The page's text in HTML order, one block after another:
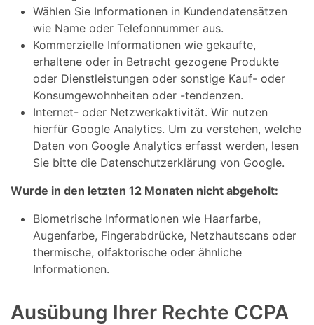
Wählen Sie Informationen in Kundendatensätzen
wie Name oder Telefonnummer aus.
Kommerzielle Informationen wie gekaufte,
erhaltene oder in Betracht gezogene Produkte
oder Dienstleistungen oder sonstige Kauf- oder
Konsumgewohnheiten oder -tendenzen.
Internet- oder Netzwerkaktivität. Wir nutzen
hierfür Google Analytics. Um zu verstehen, welche
Daten von Google Analytics erfasst werden, lesen
Sie bitte die Datenschutzerklärung von Google.
Wurde in den letzten 12 Monaten nicht abgeholt:
Biometrische Informationen wie Haarfarbe,
Augenfarbe, Fingerabdrücke, Netzhautscans oder
thermische, olfaktorische oder ähnliche
Informationen.
Ausübung Ihrer Rechte CCPA